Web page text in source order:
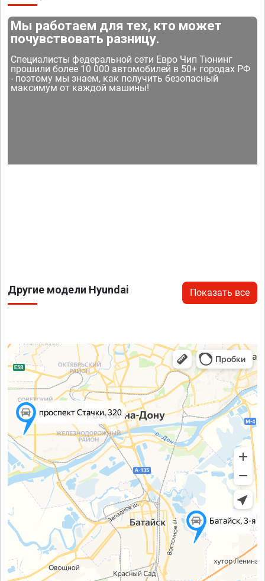
Мы работаем для тех, кто может
почувствовать разницу.
Специалисты федеральной сети Евро Чип Тюнинг
прошили более 10 000 автомобилей в 50+ городах РФ
- поэтому мы знаем, как получить безопасный
максимум от каждой машины!
Другие модели Hyundai Показать все